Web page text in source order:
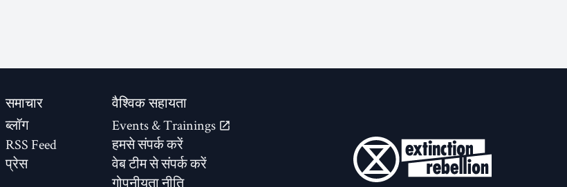
समाचार
ब्लॉग
RSS Feed
प्रेस
वैश्विक सहायता
Events & Trainings
हमसे संपर्क करें
वेब टीम से संपर्क करें
गोपनीयता नीति